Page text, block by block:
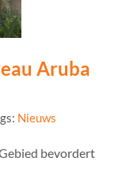
Aruba
Nieuws
bevordert